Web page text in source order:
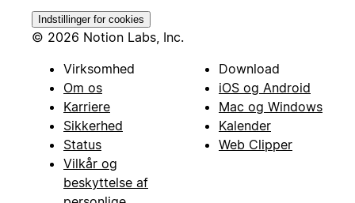
Indstillinger for cookies
© 2026 Notion Labs, Inc.
Virksomhed
Om os
Karriere
Sikkerhed
Status
Vilkår og
beskyttelse af
Download
iOS og Android
Mac og Windows
Kalender
Web Clipper